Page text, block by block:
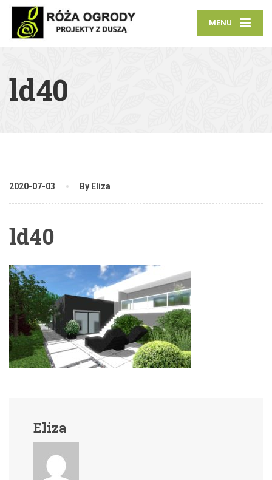
MENU
ld40
2020-07-03 By Eliza
ld40
Eliza